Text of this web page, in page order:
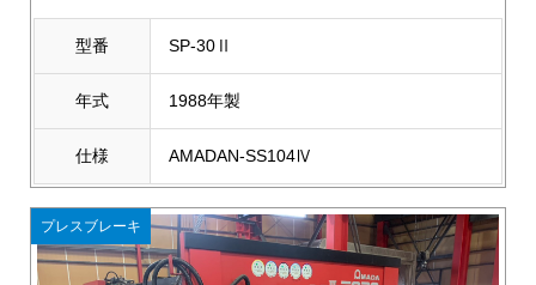
型番 SP-30Ⅱ
年式 1988年製
仕様 AMADAN-SS104Ⅳ
プレスブレーキ